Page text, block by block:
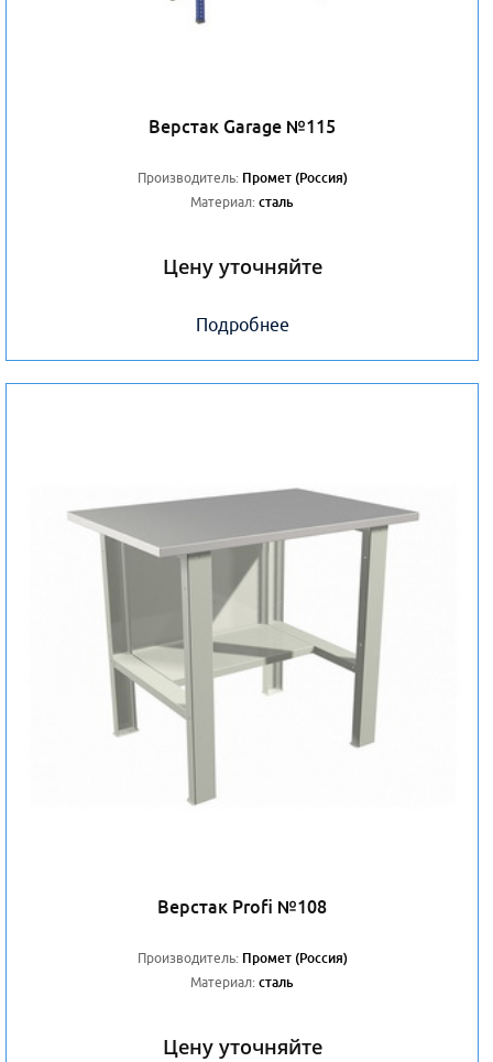
Верстак Garage №115
Производитель: Промет (Россия)
Материал: сталь
Цену уточняйте
Подробнее
Верстак Profi №108
Производитель: Промет (Россия)
Материал: сталь
Цену уточняйте